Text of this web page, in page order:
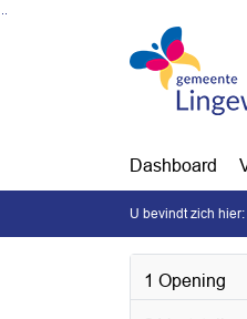
Ga naar de inhoud van deze
Dashboard
U bevindt zich hier:
1 Opening